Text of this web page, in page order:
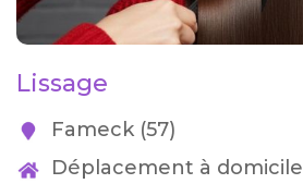
Lissage
Fameck (57)
Déplacement à domicile